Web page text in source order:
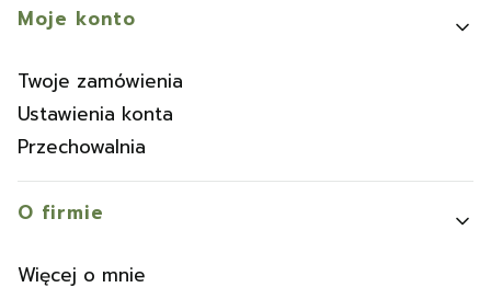
Moje konto
Twoje zamówienia
Ustawienia konta
Przechowalnia
O firmie
Więcej o mnie